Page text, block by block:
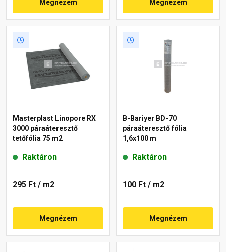
Megnézem Megnézem
Masterplast Linopore RX
3000 páraáteresztő
tetőfólia 75 m2
Raktáron
295 Ft / m2
Megnézem
B-Bariyer BD-70
páraáteresztő fólia
1,6x100 m
Raktáron
100 Ft / m2
Megnézem